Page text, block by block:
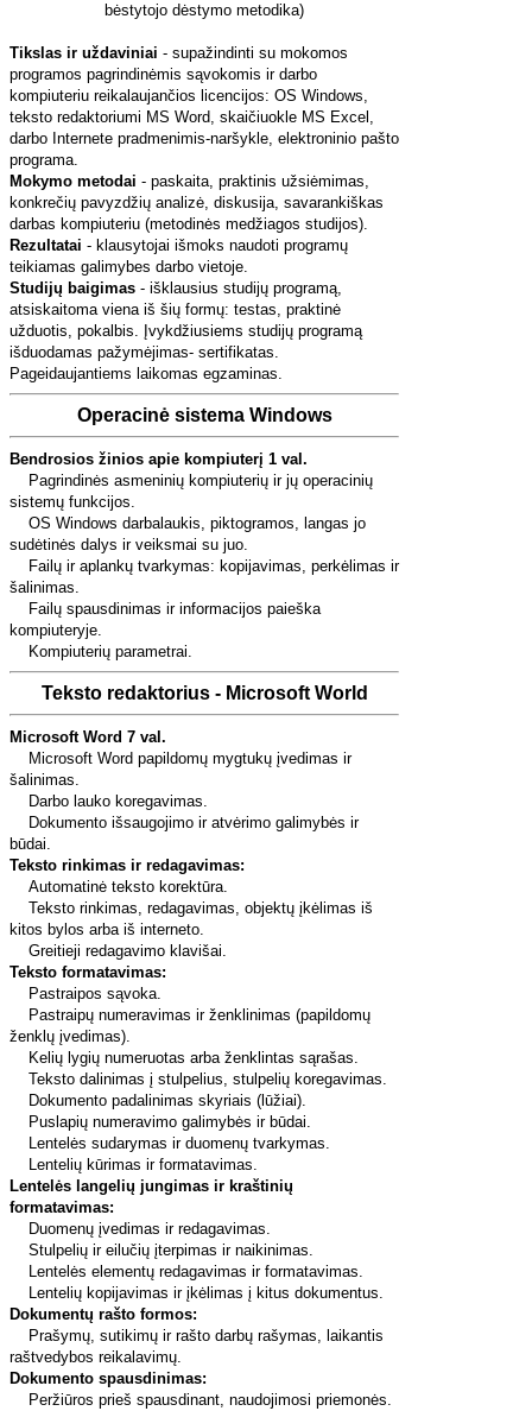
bėstytojo dėstymo metodika)
Tikslas ir uždaviniai - supažindinti su mokomos
programos pagrindinėmis sąvokomis ir darbo
kompiuteriu reikalaujančios licencijos: OS Windows,
teksto redaktoriumi MS Word, skaičiuokle MS Excel,
darbo Internete pradmenimis-naršykle, elektroninio pašto
programa.
Mokymo metodai - paskaita, praktinis užsiėmimas,
konkrečių pavyzdžių analizė, diskusija, savarankiškas
darbas kompiuteriu (metodinės medžiagos studijos).
Rezultatai - klausytojai išmoks naudoti programų
teikiamas galimybes darbo vietoje.
Studijų baigimas - išklausius studijų programą,
atsiskaitoma viena iš šių formų: testas, praktinė
užduotis, pokalbis. Įvykdžiusiems studijų programą
išduodamas pažymėjimas- sertifikatas.
Pageidaujantiems laikomas egzaminas.
Operacinė sistema Windows
Bendrosios žinios apie kompiuterį 1 val.
Pagrindinės asmeninių kompiuterių ir jų operacinių
sistemų funkcijos.
OS Windows darbalaukis, piktogramos, langas jo
sudėtinės dalys ir veiksmai su juo.
Failų ir aplankų tvarkymas: kopijavimas, perkėlimas ir
šalinimas.
Failų spausdinimas ir informacijos paieška
kompiuteryje.
Kompiuterių parametrai.
Teksto redaktorius - Microsoft World
Microsoft Word 7 val.
Microsoft Word papildomų mygtukų įvedimas ir
šalinimas.
Darbo lauko koregavimas.
Dokumento išsaugojimo ir atvėrimo galimybės ir
būdai.
Teksto rinkimas ir redagavimas:
Automatinė teksto korektūra.
Teksto rinkimas, redagavimas, objektų įkėlimas iš
kitos bylos arba iš interneto.
Greitieji redagavimo klavišai.
Teksto formatavimas:
Pastraipos sąvoka.
Pastraipų numeravimas ir ženklinimas (papildomų
ženklų įvedimas).
Kelių lygių numeruotas arba ženklintas sąrašas.
Teksto dalinimas į stulpelius, stulpelių koregavimas.
Dokumento padalinimas skyriais (lūžiai).
Puslapių numeravimo galimybės ir būdai.
Lentelės sudarymas ir duomenų tvarkymas.
Lentelių kūrimas ir formatavimas.
Lentelės langelių jungimas ir kraštinių
formatavimas:
Duomenų įvedimas ir redagavimas.
Stulpelių ir eilučių įterpimas ir naikinimas.
Lentelės elementų redagavimas ir formatavimas.
Lentelių kopijavimas ir įkėlimas į kitus dokumentus.
Dokumentų rašto formos:
Prašymų, sutikimų ir rašto darbų rašymas, laikantis
raštvedybos reikalavimų.
Dokumento spausdinimas:
Peržiūros prieš spausdinant, naudojimosi priemonės.